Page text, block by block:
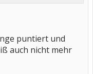
puntiert und
auch nicht mehr